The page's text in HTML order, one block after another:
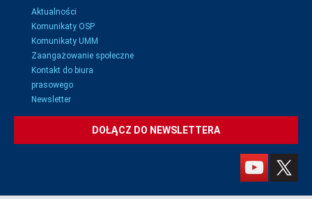
Aktualności
Komunikaty OSP
Komunikaty UMM
Zaangażowanie społeczne
Kontakt do biura
prasowego
Newsletter
DOŁĄCZ DO NEWSLETTERA